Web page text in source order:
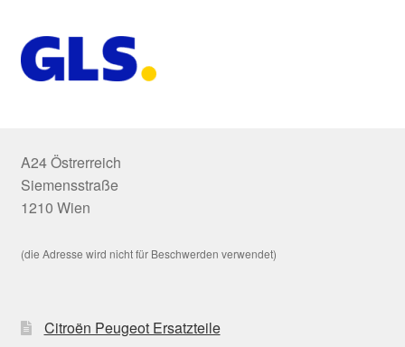
A24 Östrerreich
Siemensstraße
1210 Wien
(die Adresse wird nicht für Beschwerden verwendet)
Citroën Peugeot Ersatzteile